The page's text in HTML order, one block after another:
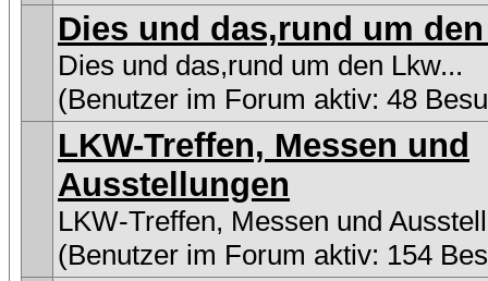
Dies und das,rund um
Dies und das,rund um den Lkw...
(Benutzer im Forum aktiv: 48
LKW-Treffen, Messen und
Ausstellungen
LKW-Treffen, Messen und
(Benutzer im Forum aktiv: 154